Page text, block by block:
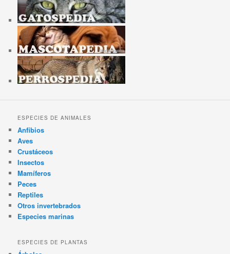
ESPECIES DE ANIMALES
Anfibios
Aves
Crustáceos
Insectos
Mamíferos
Peces
Reptiles
Otros invertebrados
Especies marinas
ESPECIES DE PLANTAS